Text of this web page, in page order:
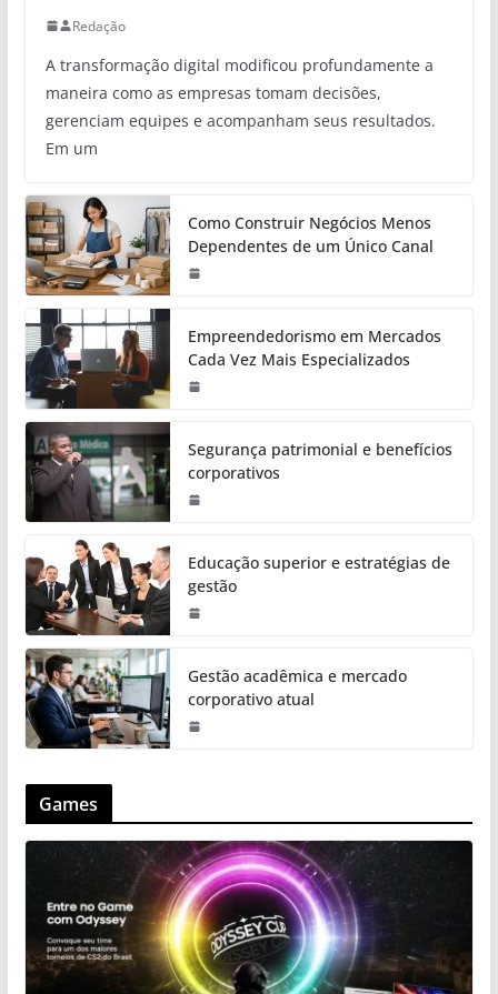
Redação
A transformação digital modificou profundamente a
maneira como as empresas tomam decisões,
gerenciam equipes e acompanham seus resultados.
Em um
Como Construir Negócios Menos
Dependentes de um Único Canal
Empreendedorismo em Mercados
Cada Vez Mais Especializados
Segurança patrimonial e benefícios
corporativos
Educação superior e estratégias de
gestão
Gestão acadêmica e mercado
corporativo atual
Games